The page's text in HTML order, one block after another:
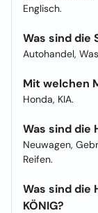
Englisch.
Was sind die
Autohandel,
Mit welchen
Honda, KIA.
Was sind die
Neuwagen,
Reifen.
Was sind die
KÖNIG?